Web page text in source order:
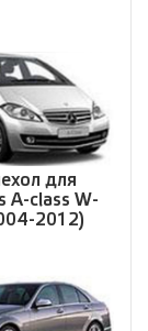
для
A-class W-
2012)